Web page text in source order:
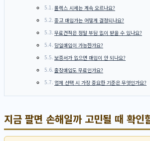
롤렉스 시세는 계속 오르나요?
중고 매입가는 어떻게 결정되나요?
무료견적은 정말 부담 없이 받을 수 있나요?
당일매입이 가능한가요?
보증서가 없으면 매입이 안 되나요?
출장매입도 무료인가요?
업체 선택 시 가장 중요한 기준은 무엇인가요?
지금 팔면 손해일까 고민될 때 확인